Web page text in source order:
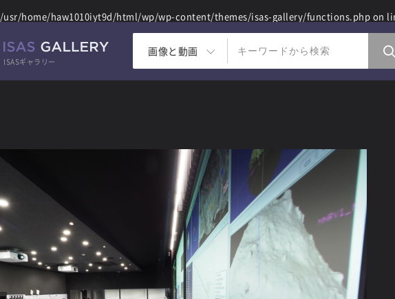
/usr/home/haw1010iyt9d/html/wp/wp-content/themes/isas-gallery/functions.php on
ISASギャラリー
画像と動画